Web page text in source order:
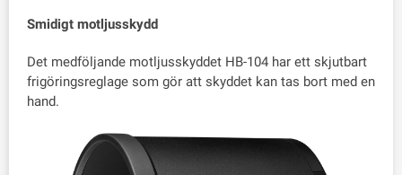
Smidigt motljusskydd
Det medföljande motljusskyddet HB-104 har ett skjutbart
frigöringsreglage som gör att skyddet kan tas bort med en
hand.